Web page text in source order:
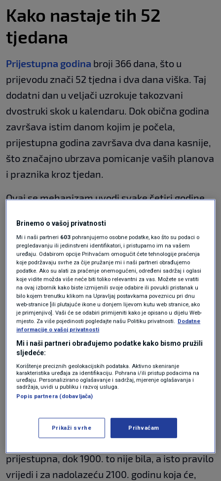
Kako nastaje tih 52
tjedana
Prijestupna godina broji 366 dana, što u
prijevodu znači 52 tjedna i dva dana viška. Taj
dodatni dan u veljači uzrokuje takozvani
dvostruki skok u kalendaru. Dok obična godina
završava istim danom kojim je počela,
prijestupna godina završava dva dana kasnije,
što značajno ubrzava pomicanje vaših planova
i praznika kroz tjedan.
Ovaj se mehanizam uvodi svake četiri godine
Zemlja "potroši" povrh 365 dana dok obilazi
Sunce. Bez tog dodatnog dana, naša bi se
civilizacija ubrzo našla u potpunom neskladu s
prirodom. Već nakon jednog stoljeća
ignoriranja ove razlike, proljeće bi na papiru
kasnilo gotovo mjesec dana, što bi u
potpunosti uništilo poljoprivredne i klimatske
izračune.
Ipak, kalendarska matematika ima i svoje
stroge iznimke. Godina je prijestupna ako je
djeljiva s četiri, ali postoji važna ograda kod
biti djeljive i s 400 da bi dobile dodatni dan u
veljači. Upravo je zato 2000. godina bila
prijestupna, dok 1900. to nije bila, a isto pravilo
vrijedi i za nadolazeću 2100. godinu koja će,
Brinemo o vašoj privatnosti
Mi i naši partneri 603 pohranjujemo osobne podatke, kao što su podaci o
pregledavanju ili jedinstveni identifikatori, i pristupamo im na vašem
uređaju. Odabirom opcije Prihvaćam omogućit ćete tehnologije praćenja
koje podržavaju svrhe za čije pružanje mi i naši partneri obrađujemo
podatke. Ako su alati za praćenje onemogućeni, određeni sadržaj i oglasi
koje vidite možda više neće biti toliko relevantni za vas. Možete se vratiti
na ovaj izbornik kako biste izmijenili svoje odabire ili povukli pristanak u
bilo kojem trenutku klikom na Upravljaj postavkama poveznicu pri dnu
web-stranice [ili plutajuće ikone u donjem lijevom kutu web stranice, ako
je primjenjivo]. Vaši će se odabiri primijeniti kako je opisano u dijelu Web-
mjesto. Za više pojedinosti pogledajte našu Politiku privatnosti. Dodatne
informacije o vašoj privatnosti
Mi i naši partneri obrađujemo podatke kako bismo pružili
sljedeće:
Korištenje preciznih geolokacijskih podataka. Aktivno skeniranje
karakteristika uređaja za identifikaciju. Pohrana i/ili pristup podacima na
uređaju. Personalizirano oglašavanje i sadržaj, mjerenje oglašavanja i
sadržaja, uvidi u publiku i razvoj usluga.
Popis partnera (dobavljača)
Prikaži svrhe Prihvaćam